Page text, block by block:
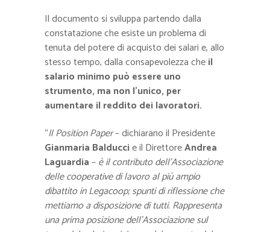
Il documento si sviluppa partendo dalla
constatazione che esiste un problema di
tenuta del potere di acquisto dei salari e, allo
stesso tempo, dalla consapevolezza cheil
salario minimo può essere uno
strumento, ma non l’unico, per
aumentare il reddito dei lavoratori.
“Il Position Paper– dichiarano il Presidente
Gianmaria Balduccie il DirettoreAndrea
Laguardia–è il contributo dell’Associazione
delle cooperative di lavoro al più ampio
dibattito in Legacoop; spunti di riflessione che
mettiamo a disposizione di tutti. Rappresenta
una prima posizione dell’Associazione sul